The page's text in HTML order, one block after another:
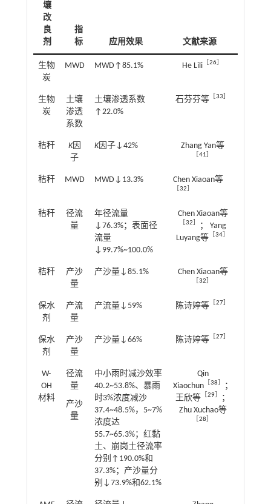
壤
改
良
剂
指
标
应用效果 文献来源
生物
炭
MWD MWD↑85.1% He Lili ［26］
生物
炭
土壤
渗透
系数
土壤渗透系数
↑22.0%
石芬芬等 ［33］
秸秆 K因
子
K因子↓42% Zhang Yan等
［41］
秸秆 MWD MWD↓13.3% Chen Xiaoan等
［32］
秸秆
径流
量
年径流量
↓76.3%；表面径
流量
↓99.7%~100.0%
Chen Xiaoan等
［32］
； Yang
Luyang等 ［34］
秸秆
产沙
量
产沙量↓85.1% Chen Xiaoan等
［32］
保水
剂
产流
量
产流量↓59% 陈诗婷等 ［27］
保水
剂
产沙
量
产沙量↓66% 陈诗婷等 ［27］
W-
OH
材料
径流
量
产沙
量
中小雨时减沙效率
40.2~53.8%、暴雨
时3%浓度减沙
37.4~48.5%，5~7%
浓度达
55.7~65.3%；红黏
土、崩岗土径流率
分别↑190.0%和
37.3%；产沙量分
别↓73.9%和62.1%
Qin
Xiaochun［38］
；
王欣等 ［29］
；
Zhu Xuchao等
［28］